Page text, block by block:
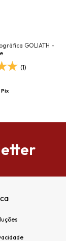
GOLIATH -
(1)
Pix